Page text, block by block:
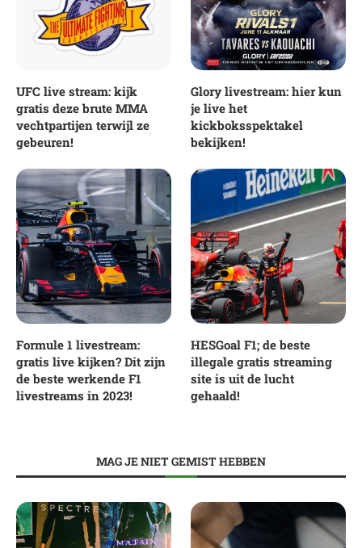
UFC live stream: kijk
gratis deze brute MMA
vechtpartijen terwijl ze
gebeuren!
Glory livestream: hier kun
je live het
kickboksspektakel
bekijken!
Formule 1 livestream:
gratis live kijken? Dit zijn
de beste werkende F1
livestreams in 2023!
HESGoal F1; de beste
illegale gratis streaming
site is uit de lucht
gehaald!
MAG JE NIET GEMIST HEBBEN